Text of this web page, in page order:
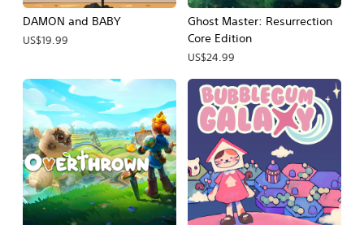
DAMON and BABY
US$19.99
Ghost Master: Resurrection
Core Edition
US$24.99